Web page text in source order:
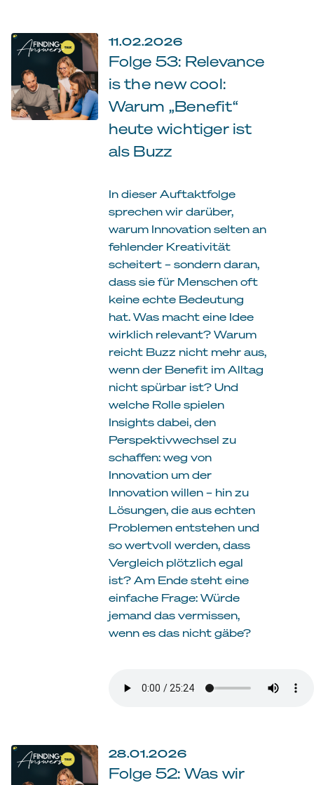
11.02.2026
Folge 53: Relevance
is the new cool:
Warum „Benefit“
heute wichtiger ist
als Buzz
In dieser Auftaktfolge
sprechen wir darüber,
warum Innovation selten an
fehlender Kreativität
scheitert – sondern daran,
dass sie für Menschen oft
keine echte Bedeutung
hat. Was macht eine Idee
wirklich relevant? Warum
reicht Buzz nicht mehr aus,
wenn der Benefit im Alltag
nicht spürbar ist? Und
welche Rolle spielen
Insights dabei, den
Perspektivwechsel zu
schaffen: weg von
Innovation um der
Innovation willen – hin zu
Lösungen, die aus echten
Problemen entstehen und
so wertvoll werden, dass
Vergleich plötzlich egal
ist? Am Ende steht eine
einfache Frage: Würde
jemand das vermissen,
wenn es das nicht gäbe?
28.01.2026
Folge 52: Was wir